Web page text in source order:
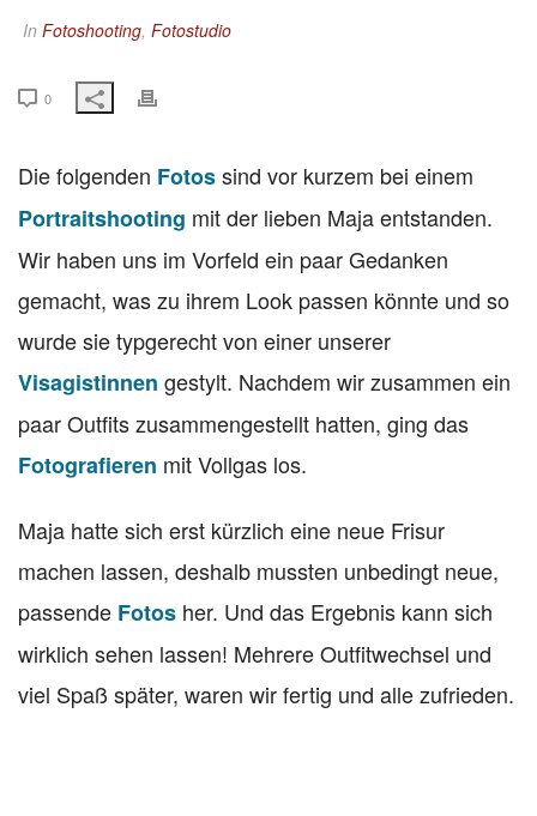
In Fotoshooting, Fotostudio
0
Die folgenden Fotossind vor kurzem bei einem
Portraitshooting mit der lieben Maja entstanden.
Wir haben uns im Vorfeld ein paar Gedanken
gemacht, was zu ihrem Look passen könnte und so
wurde sie typgerecht von einer unserer
Visagistinnen gestylt. Nachdem wir zusammen ein
paar Outfits zusammengestellt hatten, ging das
Fotografieren mit Vollgas los.
Maja hatte sich erst kürzlich eine neue Frisur
machen lassen, deshalb mussten unbedingt neue,
passende Fotos her. Und das Ergebnis kann sich
wirklich sehen lassen! Mehrere Outfitwechsel und
viel Spaß später, waren wir fertig und alle zufrieden.